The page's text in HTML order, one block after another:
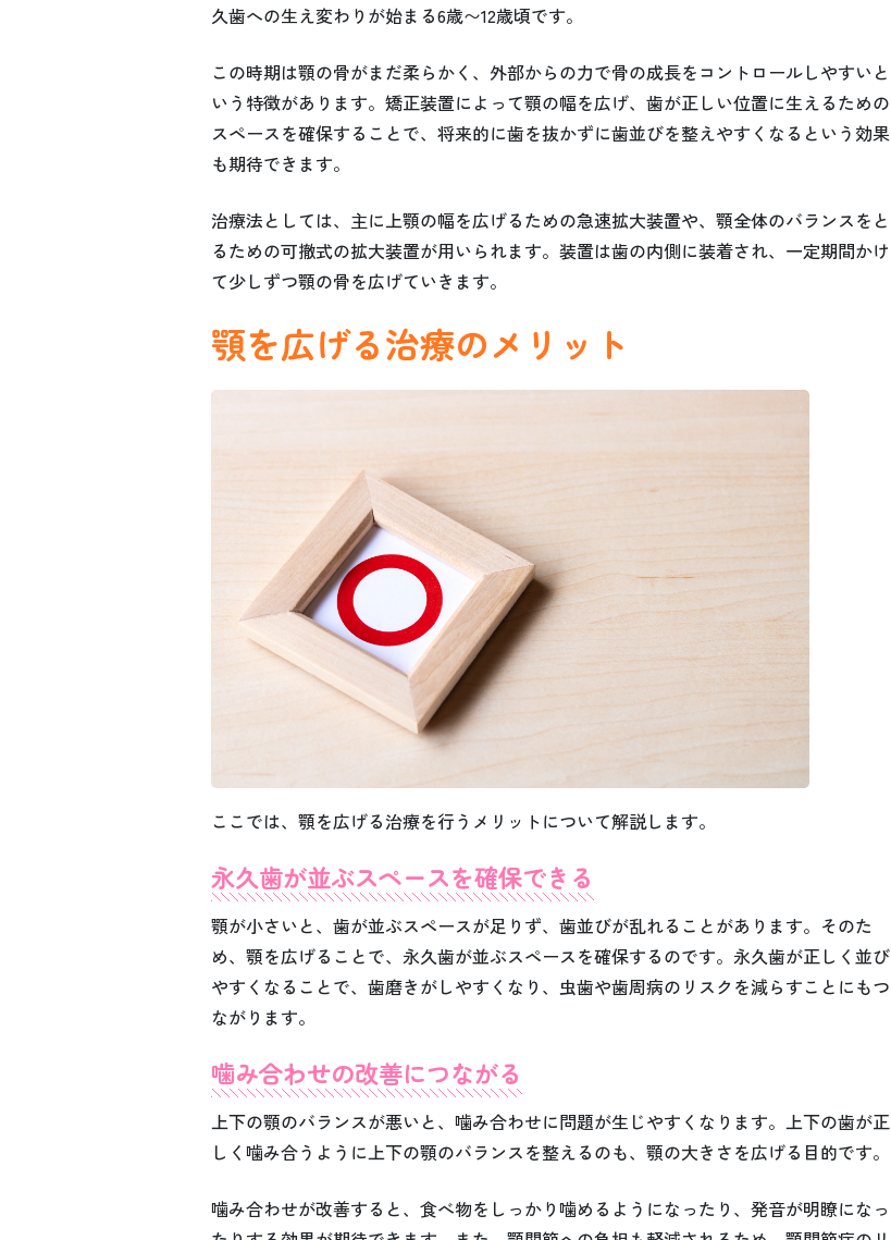
久歯への生え変わりが始まる6歳〜12歳頃です。
この時期は顎の骨がまだ柔らかく、外部からの力で骨の成長をコントロールしやすいと
いう特徴があります。矯正装置によって顎の幅を広げ、歯が正しい位置に生えるための
スペースを確保することで、将来的に歯を抜かずに歯並びを整えやすくなるという効果
も期待できます。
治療法としては、主に上顎の幅を広げるための急速拡大装置や、顎全体のバランスをと
るための可撤式の拡大装置が用いられます。装置は歯の内側に装着され、一定期間かけ
て少しずつ顎の骨を広げていきます。
顎を広げる治療のメリット
ここでは、顎を広げる治療を行うメリットについて解説します。
永久歯が並ぶスペースを確保できる
顎が小さいと、歯が並ぶスペースが足りず、歯並びが乱れることがあります。そのた
め、顎を広げることで、永久歯が並ぶスペースを確保するのです。永久歯が正しく並び
やすくなることで、歯磨きがしやすくなり、虫歯や歯周病のリスクを減らすことにもつ
ながります。
噛み合わせの改善につながる
上下の顎のバランスが悪いと、噛み合わせに問題が生じやすくなります。上下の歯が正
しく噛み合うように上下の顎のバランスを整えるのも、顎の大きさを広げる目的です。
噛み合わせが改善すると、食べ物をしっかり噛めるようになったり、発音が明瞭になっ